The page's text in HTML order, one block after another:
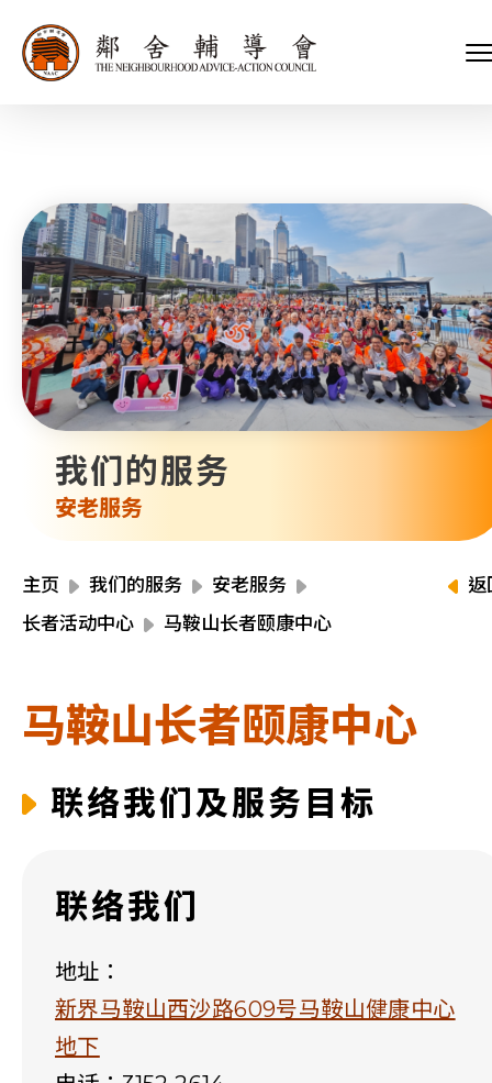
我们的服务
安老服务
主页 我们的服务
安老服务
长者活动中心
马鞍山长者颐康中心
返
马鞍山长者颐康中心
联络我们及服务目标
联络我们
地址：
新界马鞍山西沙路609号马鞍山健康中心
地下
会长、副会长
执行委员会及总幹事
招标项目
关于我们
家庭及儿童福利服务
青少年服务
内地服务
教育服务
医疗衞生服务
社会企业
我们的服务
我们的伙伴
捐款方法
支持我们
新闻稿及媒体报导
会讯及刊物
活动报名
加入我们
联络我们